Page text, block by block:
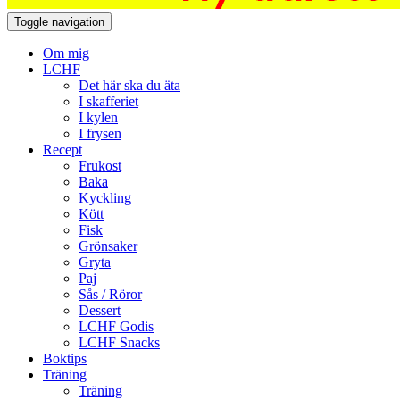
Toggle navigation
Om mig
LCHF
Det här ska du äta
I skafferiet
I kylen
I frysen
Recept
Frukost
Baka
Kyckling
Kött
Fisk
Grönsaker
Gryta
Paj
Sås / Röror
Dessert
LCHF Godis
LCHF Snacks
Boktips
Träning
Träning